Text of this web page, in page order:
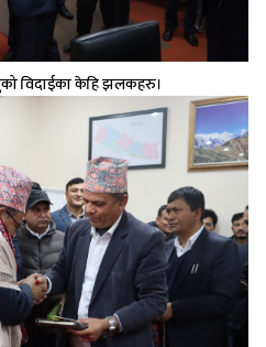
विदाईका केहि झलकहरु।